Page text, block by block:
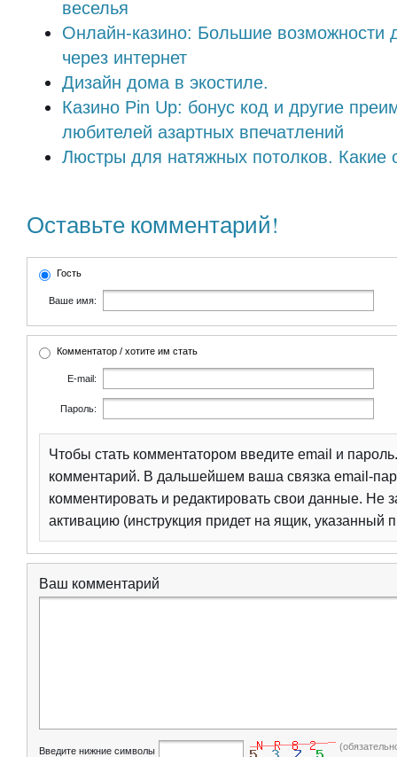
веселья
Онлайн-казино: Большие возможности
через интернет
Дизайн дома в экостиле.
Казино Pin Up: бонус код и другие
любителей азартных впечатлений
Люстры для натяжных потолков. Какие
Оставьте комментарий!
Гость
Ваше имя:
Комментатор / хотите им стать
E-mail:
Пароль:
Чтобы стать комментатором введите email и
комментарий. В дальшейшем ваша связка email-
комментировать и редактировать свои данные. Не
активацию (инструкция придет на ящик, указанный
Ваш комментарий
Введите нижние символы